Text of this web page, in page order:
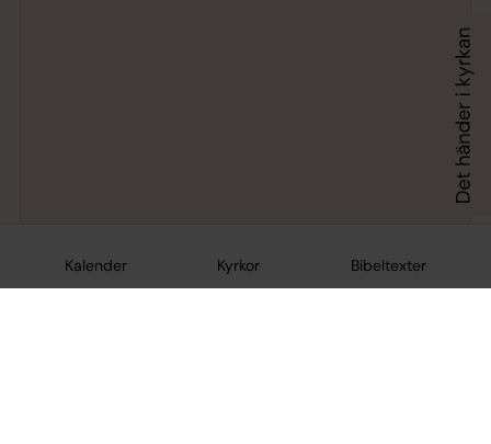
Kalender Kyrkor Bibeltexter